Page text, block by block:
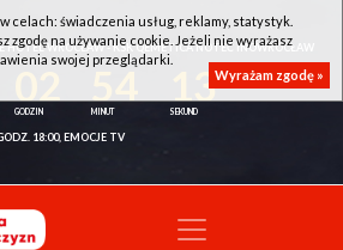
HOTEL WROCŁAW - KSK QEMETICA NOTEĆ INOWROCŁAW
13
18:00, EMOCJE TV
celach: świadczenia usług, reklamy, statystyk.
zgodę na używanie cookie. Jeżeli nie wyrażasz
swojej przeglądarki.
Wyrażam zgodę »